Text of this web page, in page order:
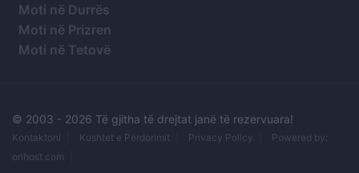
Moti në Durrës
Moti në Prizren
Moti në Tetovë
© 2003 - 2026 Të gjitha të drejtat janë të rezervuara!
Kontaktoni Kushtet e Përdorimit Privacy Policy
Powered by:
orihost.com